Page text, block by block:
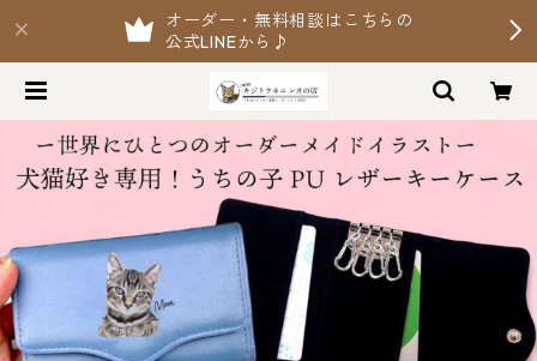
オーダー・無料相談はこちらの
公式LINEから♪